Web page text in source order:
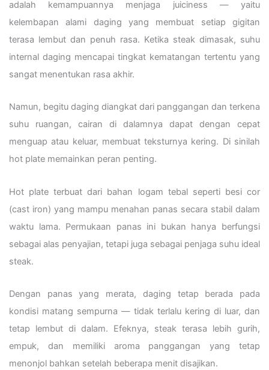
adalah kemampuannya menjaga juiciness — yaitu
kelembapan alami daging yang membuat setiap gigitan
terasa lembut dan penuh rasa. Ketika steak dimasak, suhu
internal daging mencapai tingkat kematangan tertentu yang
sangat menentukan rasa akhir.
Namun, begitu daging diangkat dari panggangan dan terkena
suhu ruangan, cairan di dalamnya dapat dengan cepat
menguap atau keluar, membuat teksturnya kering. Di sinilah
hot plate memainkan peran penting.
Hot plate terbuat dari bahan logam tebal seperti besi cor
(cast iron) yang mampu menahan panas secara stabil dalam
waktu lama. Permukaan panas ini bukan hanya berfungsi
sebagai alas penyajian, tetapi juga sebagai penjaga suhu ideal
steak.
Dengan panas yang merata, daging tetap berada pada
kondisi matang sempurna — tidak terlalu kering di luar, dan
tetap lembut di dalam. Efeknya, steak terasa lebih gurih,
empuk, dan memiliki aroma panggangan yang tetap
menonjol bahkan setelah beberapa menit disajikan.